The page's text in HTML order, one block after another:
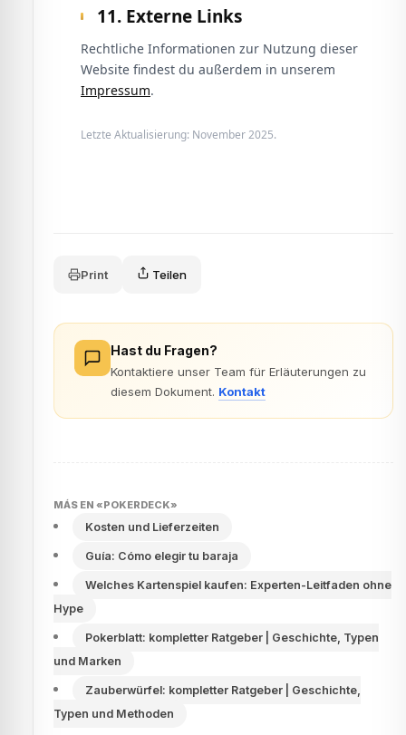
11. Externe Links
Rechtliche Informationen zur Nutzung dieser
Website findest du außerdem in unserem
Impressum.
Letzte Aktualisierung: November 2025.
Print Teilen
Hast du Fragen?
Kontaktiere unser Team für Erläuterungen zu
diesem Dokument. Kontakt
MÁS EN «POKERDECK»
Kosten und Lieferzeiten
Guía: Cómo elegir tu baraja
Welches Kartenspiel kaufen: Experten-Leitfaden ohne
Hype
Pokerblatt: kompletter Ratgeber | Geschichte, Typen
und Marken
Zauberwürfel: kompletter Ratgeber | Geschichte,
Typen und Methoden